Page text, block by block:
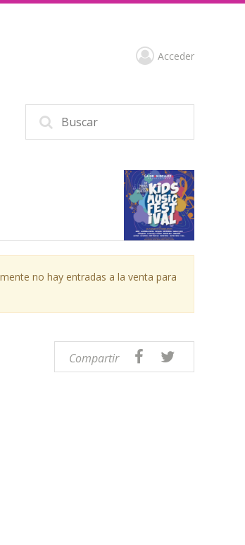
Acceder
no hay entradas a la venta para
Compartir